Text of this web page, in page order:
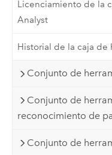
Licenciamiento de la
Analyst
Historial de la caja de
Conjunto de
Conjunto de
reconocimiento de
Conjunto de